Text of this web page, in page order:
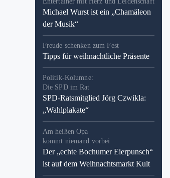
Michael Wurst ist ein „Chamäleon
der Musik“
Freude schenken zum Fest
Tipps für weihnachtliche Präsente
Politik-Kolumne:
Die SPD im Rat
SPD-Ratsmitglied Jörg Czwikla:
„Wahlplakate“
Am heißen Opa
kommt niemand vorbei
Der „echte Bochumer Eierpunsch“
ist auf dem Weihnachtsmarkt Kult